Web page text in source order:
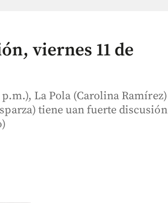
viernes 11 de
La Pola (Carolina Ramírez)
tiene uan fuerte discusión